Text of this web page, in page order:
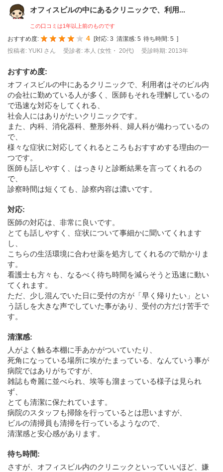
オフィスビルの中にあるクリニックで、利用...
この口コミは1年以上前のものです
おすすめ度: 4 [対応: 3 清潔感: 5 待ち時間: 5 ]
投稿者: YUKI さん
受診者: 本人 (女性・ 20代) 受診時期: 2013年
おすすめ度:
オフィスビルの中にあるクリニックで、利用者はそのビル内
の会社に勤めている人が多く、医師もそれを理解しているの
で迅速な対応をしてくれる、
社会人にはありがたいクリニックです。
また、内科、消化器科、整形外科、婦人科が備わっているの
で、
様々な症状に対応してくれるところもおすすめする理由の一
つです。
医師も話しやすく、はっきりと診断結果を言ってくれるの
で、
診察時間は短くても、診察内容は濃いです。
対応:
医師の対応は、非常に良いです。
とても話しやすく、症状について事細かに聞いてくれます
し、
こちらの生活環境に合わせ薬を処方してくれるので助かりま
す。
看護士も方々も、なるべく待ち時間を減らそうと迅速に動い
てくれます。
ただ、少し混んでいた日に受付の方が「早く帰りたい」とい
う話しを大きな声でしていた事があり、受付の方だけ苦手で
す。
清潔感:
人がよく触る本棚に手あかがついていたり、
死角になっている場所に埃がたまっている、なんていう事が
病院ではありがちですが、
雑誌も奇麗に並べられ、埃等も溜まっている様子は見られ
ず、
とても清潔に保たれています。
病院のスタッフも掃除を行っているとは思いますが、
ビルの清掃員も清掃を行っているようなので、
清潔感と安心感があります。
待ち時間:
さすが、オフィスビル内のクリニックといっていいほど、嫌